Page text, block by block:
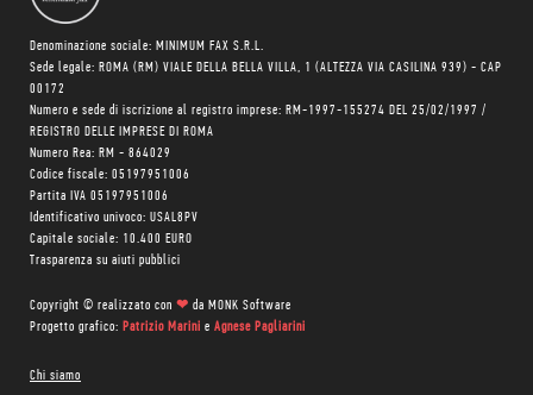
Denominazione sociale: MINIMUM FAX S.R.L.
Sede legale: ROMA (RM) VIALE DELLA BELLA VILLA, 1 (ALTEZZA VIA CASILINA 939) - CAP
00172
Numero e sede di iscrizione al registro imprese: RM-1997-155274 DEL 25/02/1997 /
REGISTRO DELLE IMPRESE DI ROMA
Numero Rea: RM - 864029
Codice fiscale: 05197951006
Partita IVA 05197951006
Identificativo univoco: USAL8PV
Capitale sociale: 10.400 EURO
Trasparenza su aiuti pubblici
Copyright © realizzato con ❤ da MONK Software
Progetto grafico: Patrizio Marini e Agnese Pagliarini
Chi siamo